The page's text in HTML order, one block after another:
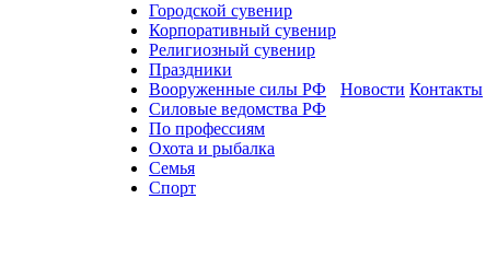
Городской сувенир
Корпоративный сувенир
Религиозный сувенир
Праздники
Вооруженные силы РФ
Силовые ведомства РФ
По профессиям
Охота и рыбалка
Семья
Спорт
Новости Контакты